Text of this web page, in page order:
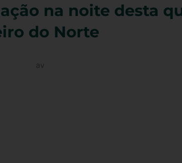
na noite desta
do Norte